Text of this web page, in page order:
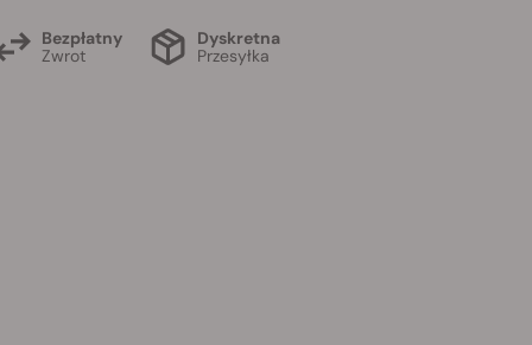
Bezpłatny
Zwrot
Dyskretna
Przesyłka